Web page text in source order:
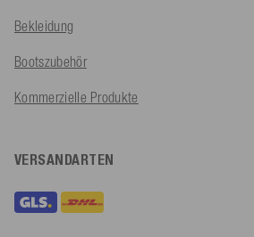
Bekleidung
Bootszubehör
Kommerzielle Produkte
VERSANDARTEN